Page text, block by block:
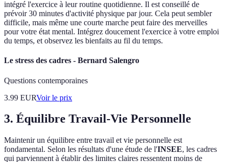
intégré l'exercice à leur routine quotidienne. Il est conseillé de
prévoir 30 minutes d'activité physique par jour. Cela peut sembler
difficile, mais même une courte marche peut faire des merveilles
pour votre état mental. Intégrez doucement l'exercice à votre emploi
du temps, et observez les bienfaits au fil du temps.
Le stress des cadres - Bernard Salengro
Questions contemporaines
3.99 EURVoir le prix
3. Équilibre Travail-Vie Personnelle
Maintenir un équilibre entre travail et vie personnelle est
fondamental. Selon les résultats d'une étude de l'INSEE, les cadres
qui parviennent à établir des limites claires ressentent moins de